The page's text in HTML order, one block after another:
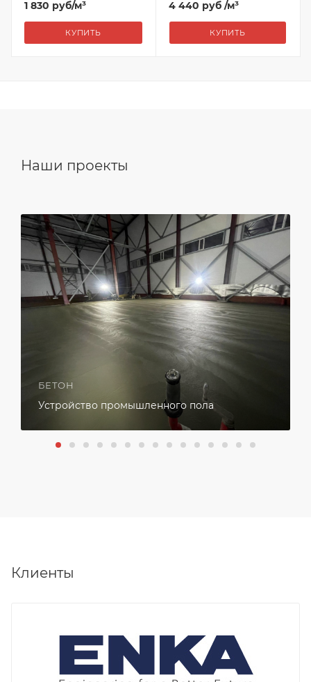
1 830 руб/м³
КУПИТЬ
4 440 руб /м³
КУПИТЬ
Наши проекты
БЕТОН
Устройство промышленного пола
Клиенты